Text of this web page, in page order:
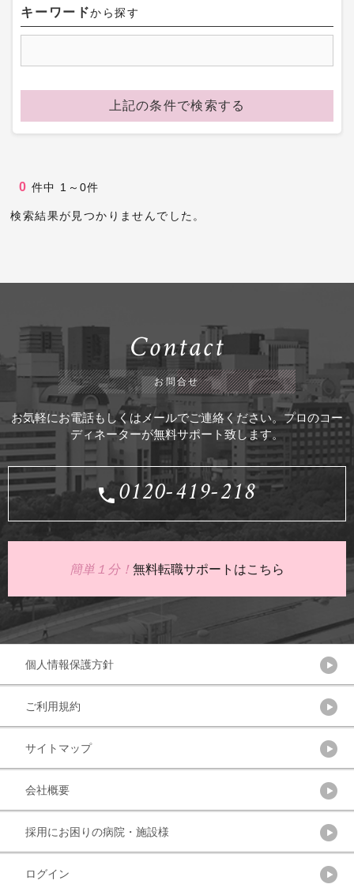
キーワードから探す
上記の条件で検索する
0 件中 1～0件
検索結果が見つかりませんでした。
Contact
お問合せ
お気軽にお電話もしくはメールでご連絡ください。プロのコー
ディネーターが無料サポート致します。
0120-419-218
簡単１分！無料転職サポートはこちら
個人情報保護方針
ご利用規約
サイトマップ
会社概要
採用にお困りの病院・施設様
ログイン